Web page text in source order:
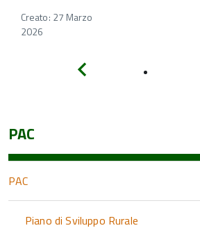
Creato: 27 Marzo
2026
PAC
PAC
Piano di Sviluppo Rurale